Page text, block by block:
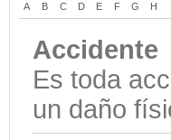
A B C D E F G H
Accidente
Es toda
un daño